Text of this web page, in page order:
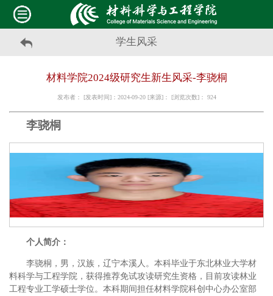
学生风采
材料学院2024级研究生新生风采-李骁桐
发布者： [发表时间]：2024-09-20 [来源]： [浏览次数]： 924
李骁桐
个人简介：
李骁桐，男，汉族，辽宁本溪人。本科毕业于东北林业大学材
料科学与工程学院，获得推荐免试攻读研究生资格，目前攻读林业
工程专业工学硕士学位。本科期间担任材料学院科创中心办公室部